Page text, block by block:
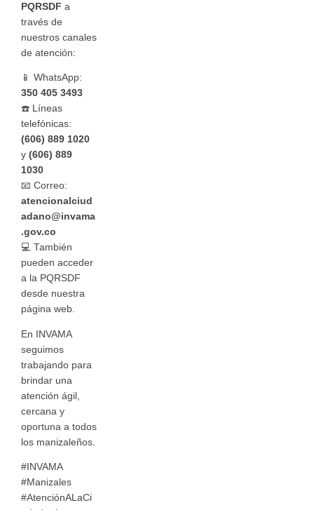
PQRSDF a
través de
nuestros canales
de atención:
📱 WhatsApp:
350 405 3493
☎️ Líneas
telefónicas:
(606) 889 1020
y (606) 889
1030
📧 Correo:
atencionalciud
adano@invama
.gov.co
💻 También
pueden acceder
a la PQRSDF
desde nuestra
página web.
En INVAMA
seguimos
trabajando para
brindar una
atención ágil,
cercana y
oportuna a todos
los manizaleños.
#INVAMA
#Manizales
#AtenciónALaCi